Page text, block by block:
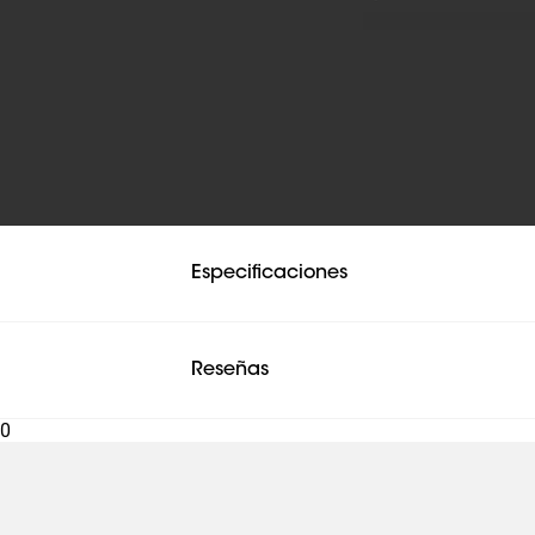
Especificaciones
Reseñas
0